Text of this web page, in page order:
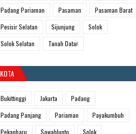
Padang Pariaman
Pasaman
Pasaman Barat
Pesisir Selatan
Sijunjung
Solok
Solok Selatan
Tanah Datar
KOTA
Bukittinggi Jakarta
Padang
Padang Panjang
Pariaman
Payakumbuh
Pekanbaru
Sawahlunto Solok